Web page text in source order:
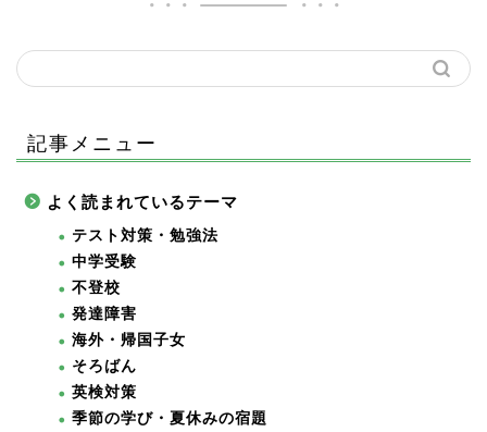
記事メニュー
よく読まれているテーマ
テスト対策・勉強法
中学受験
不登校
発達障害
海外・帰国子女
そろばん
英検対策
季節の学び・夏休みの宿題